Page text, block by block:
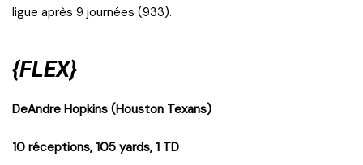
ligue après 9 journées (933).
{FLEX}
DeAndre Hopkins (Houston Texans)
10 réceptions, 105 yards, 1 TD